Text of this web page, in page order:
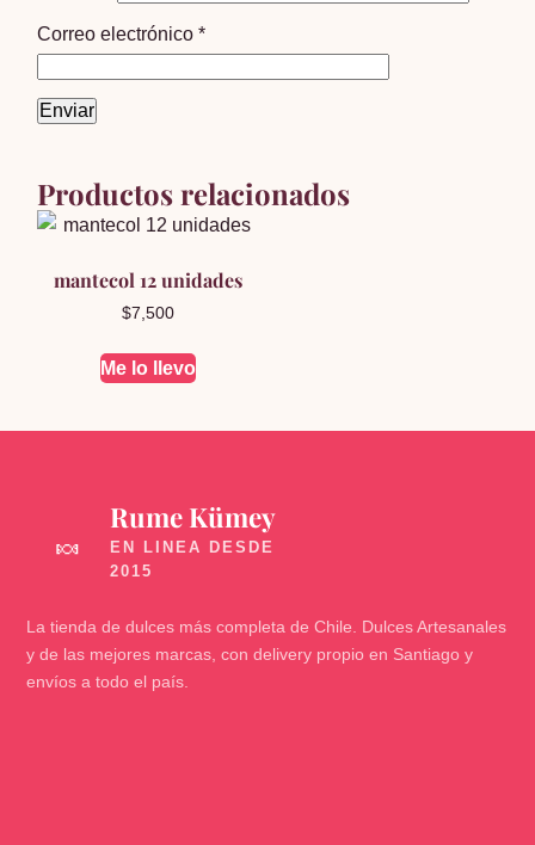
Correo electrónico*
Productos relacionados
mantecol 12 unidades
$7,500
Me lo llevo
🍬
Rume Kümey
La tienda de dulces más completa de Chile. Dulces Artesanales
y de las mejores marcas, con delivery propio en Santiago y
envíos a todo el país.